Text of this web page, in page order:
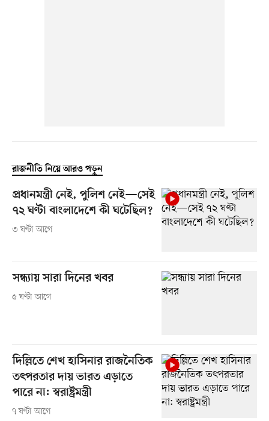
রাজনীতি নিয়ে আরও পড়ুন
প্রধানমন্ত্রী নেই, পুলিশ নেই—সেই
৭২ ঘণ্টা বাংলাদেশে কী ঘটেছিল?
৩ ঘণ্টা আগে
সন্ধ্যায় সারা দিনের খবর
৫ ঘণ্টা আগে
দিল্লিতে শেখ হাসিনার রাজনৈতিক
তৎপরতার দায় ভারত এড়াতে
পারে না: স্বরাষ্ট্রমন্ত্রী
৭ ঘণ্টা আগে